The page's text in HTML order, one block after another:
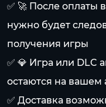
✅ 🚀 После оплаты
нужно будет
получения игры
✅ 💎 Игра или DLC
остаются на вашем
✅ Доставка